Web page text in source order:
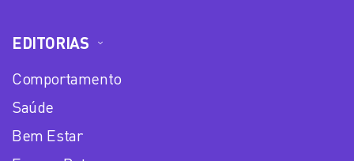
EDITORIAS
Comportamento
Saúde
Bem Estar